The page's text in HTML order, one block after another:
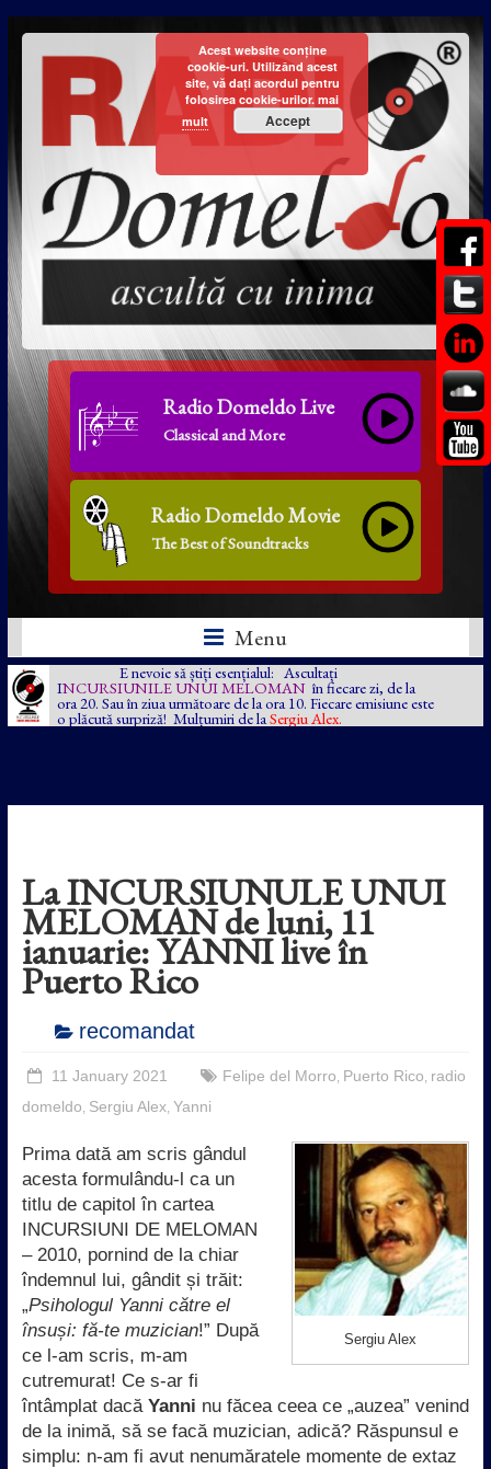
Radio Domeldo Live
Classical and More
Radio Domeldo Movie
The Best of Soundtracks
Menu
E nevoie să știți esențialul: Ascultați
INCURSIUNILE UNUI MELOMAN în fiecare zi, de la
ora 20. Sau în ziua următoare de la ora 10. Fiecare emisiune este
o plăcută surpriză! Mulțumiri de la Sergiu Alex.
La INCURSIUNULE UNUI
MELOMAN de luni, 11
ianuarie: YANNI live în
Puerto Rico
recomandat
11 January 2021 Felipe del Morro Puerto Rico radio
domeldo Sergiu Alex, Yanni
Sergiu Alex
Prima dată am scris gândul
acesta formulându-l ca un
titlu de capitol în cartea
INCURSIUNI DE MELOMAN
– 2010, pornind de la chiar
îndemnul lui, gândit și trăit:
„Psihologul Yanni către el
însuși: fă-te muzician!” După
ce l-am scris, m-am
cutremurat! Ce s-ar fi
întâmplat dacă Yanni nu făcea ceea ce „auzea” venind
de la inimă, să se facă muzician, adică? Răspunsul e
simplu: n-am fi avut nenumăratele momente de extaz
Acest website conține
cookie-uri. Utilizând acest
site, vă dați acordul pentru
folosirea cookie-urilor. mai
mult
Accept